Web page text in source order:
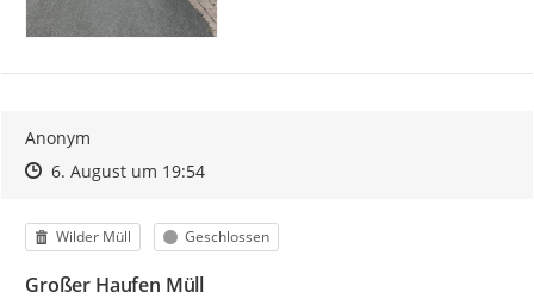
Anonym
Zeitpunkt des Erstellens
Zeitpunkt des Erstellens
6. August um 19:54Zur Äußerung
Kategorie
Wilder Müll Status
Geschlossen
Großer Haufen Müll